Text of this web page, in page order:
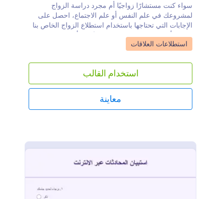
سواء كنت مستشارًا زواجيًا أم مجرد دراسة الزواج
لمشروعك في علم النفس أو علم الاجتماع، احصل على
الإجابات التي تحتاجها باستخدام استطلاع الزواج الخاص بنا
مجانًا. يأتي هذا النموذج الجاهز مسبقًا مع أسئلة تعريفية
وأسئلة حول زواج كل فرد بالإضافة إلى كيف أثر زواج
استقبال استجابات الاستطلاع على الفور وسيتم تخزينها في
جداول Jotform، والتي يمكنك الوصول إليها على أي جهاز
وعرضها كجدول بيانات أو تقويم أو بطاقات سهلة القراءة.
لا يوجد زواج مثالي، ولكن استطلاع الزواج الخاص بنا يمكن
أن يكون مثاليًا - ببساطة باستخدام اداة السحب والإفلات،
والمزيد. مع أكثر من 100 تكامل، يمكنك جعل Jotform
إرسال استجابات الاستطلاع تلقائيًا إلى حساباتك الأخرى
Go to Category:
استطلاعات العلاقات
استخدام القالب
معاينة